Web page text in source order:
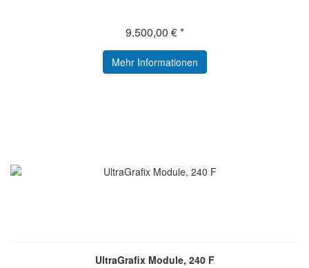
9.500,00 € *
Mehr Informationen
UltraGrafix Module, 240 F